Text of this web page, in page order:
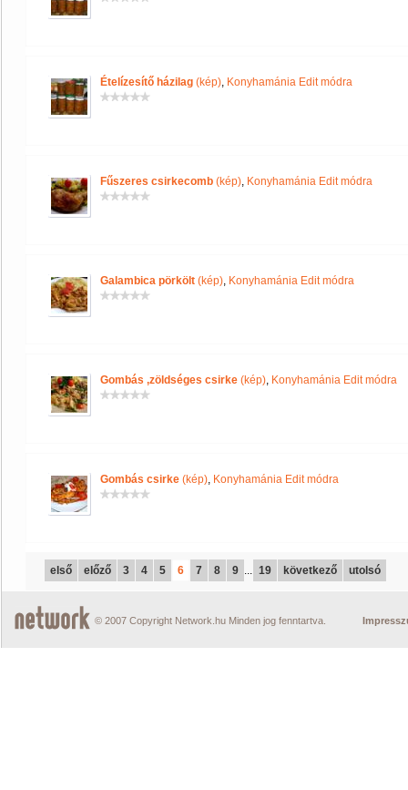
Ételízesítő házilag (kép), Konyhamánia Edit módra
Fűszeres csirkecomb (kép), Konyhamánia Edit módra
Galambica pörkölt (kép), Konyhamánia Edit módra
Gombás ,zöldséges csirke (kép), Konyhamánia Edit módra
Gombás csirke (kép), Konyhamánia Edit módra
első előző 3 4 5 6 7 8 9 ... 19 következő utolsó
© 2007 Copyright Network.hu Minden jog fenntartva.